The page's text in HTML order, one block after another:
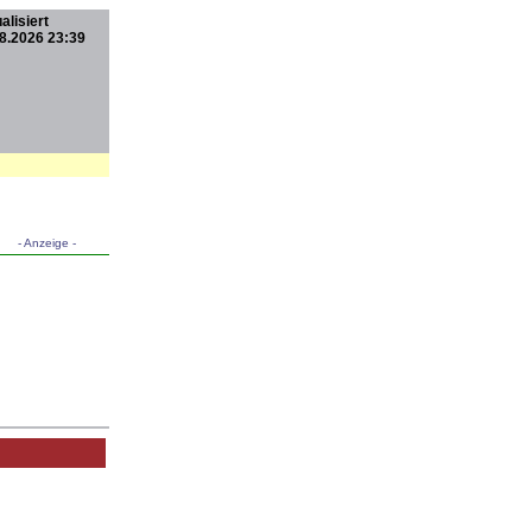
23:39
- Anzeige -